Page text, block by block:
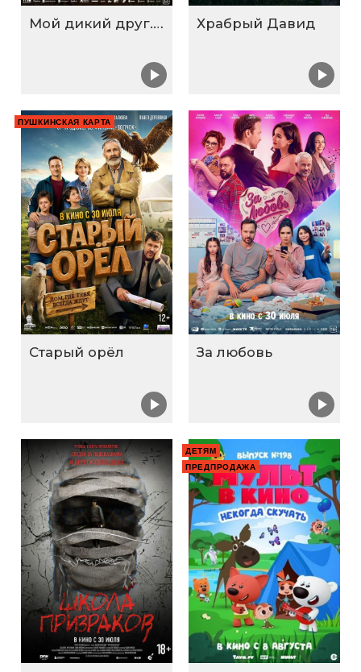
Мой дикий друг. Возвращение домой Храбрый Давид
ПУШКИНСКАЯ КАРТА
Старый орёл За любовь
ДЕТЯМ
ПРЕДПРОДАЖА